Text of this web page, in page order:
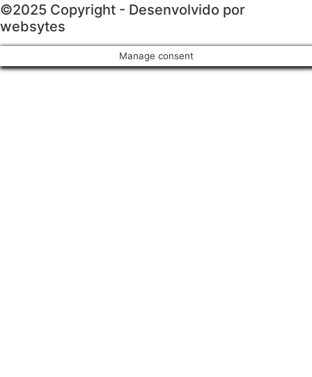
©2025 Copyright - Desenvolvido por
websytes
Manage consent